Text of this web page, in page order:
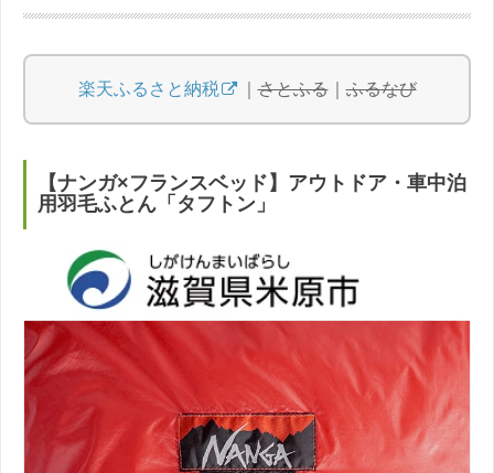
楽天ふるさと納税 ｜さとふる｜ふるなび
【ナンガ×フランスベッド】アウトドア・車中泊
用羽毛ふとん「タフトン」